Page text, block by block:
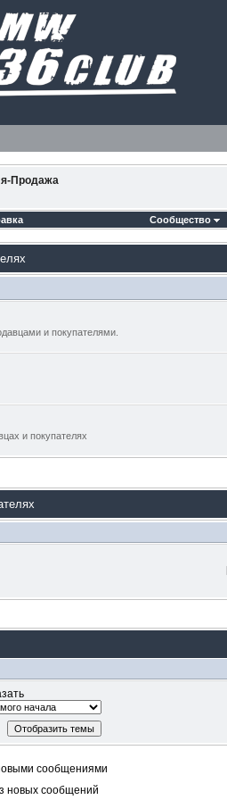
Продажа
Сообщество
и покупателями.
и покупателях
сообщениями
новых сообщений